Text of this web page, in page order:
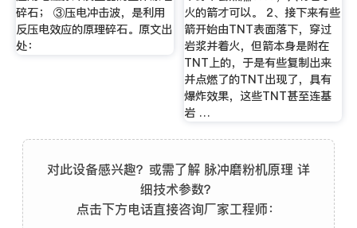
碎石； ③压电冲击波，是利用
反压电效应的原理碎石。原文出
处：
火的箭才可以。 2、接下来有些
箭开始由TNT表面落下，穿过
岩浆并着火，但箭本身是附在
TNT上的，于是有些复制出来
并点燃了的TNT出现了，具有
爆炸效果，这些TNT甚至连基
岩 …
对此设备感兴趣？或需了解 脉冲磨粉机原理 详
细技术参数？
点击下方电话直接咨询厂家工程师：